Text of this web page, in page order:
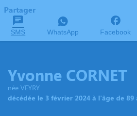
Partager
SMS WhatsApp Facebook
Yvonne CORNET
née VEYRY
décédée le 3 février 2024 à l'âge de 89